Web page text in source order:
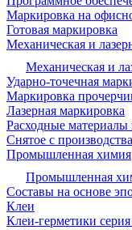
Маркировка на
Готовая маркировка
Механическая и
Механическая и
Ударно-точечная
Маркировка
Лазерная маркировка
Расходные
Снятое с
Промышленная химия
Промышленная
Составы на основе
Клеи
Клеи-герметики